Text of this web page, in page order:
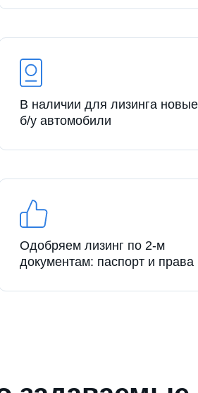
В наличии для лизинга
б/у автомобили
Одобряем лизинг по 2-м
документам: паспорт и права